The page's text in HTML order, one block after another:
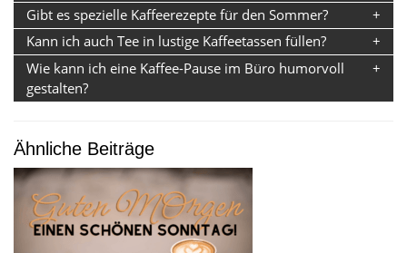
Gibt es spezielle Kaffeerezepte für den Sommer?
Kann ich auch Tee in lustige Kaffeetassen füllen?
Wie kann ich eine Kaffee-Pause im Büro humorvoll
gestalten?
Ähnliche Beiträge